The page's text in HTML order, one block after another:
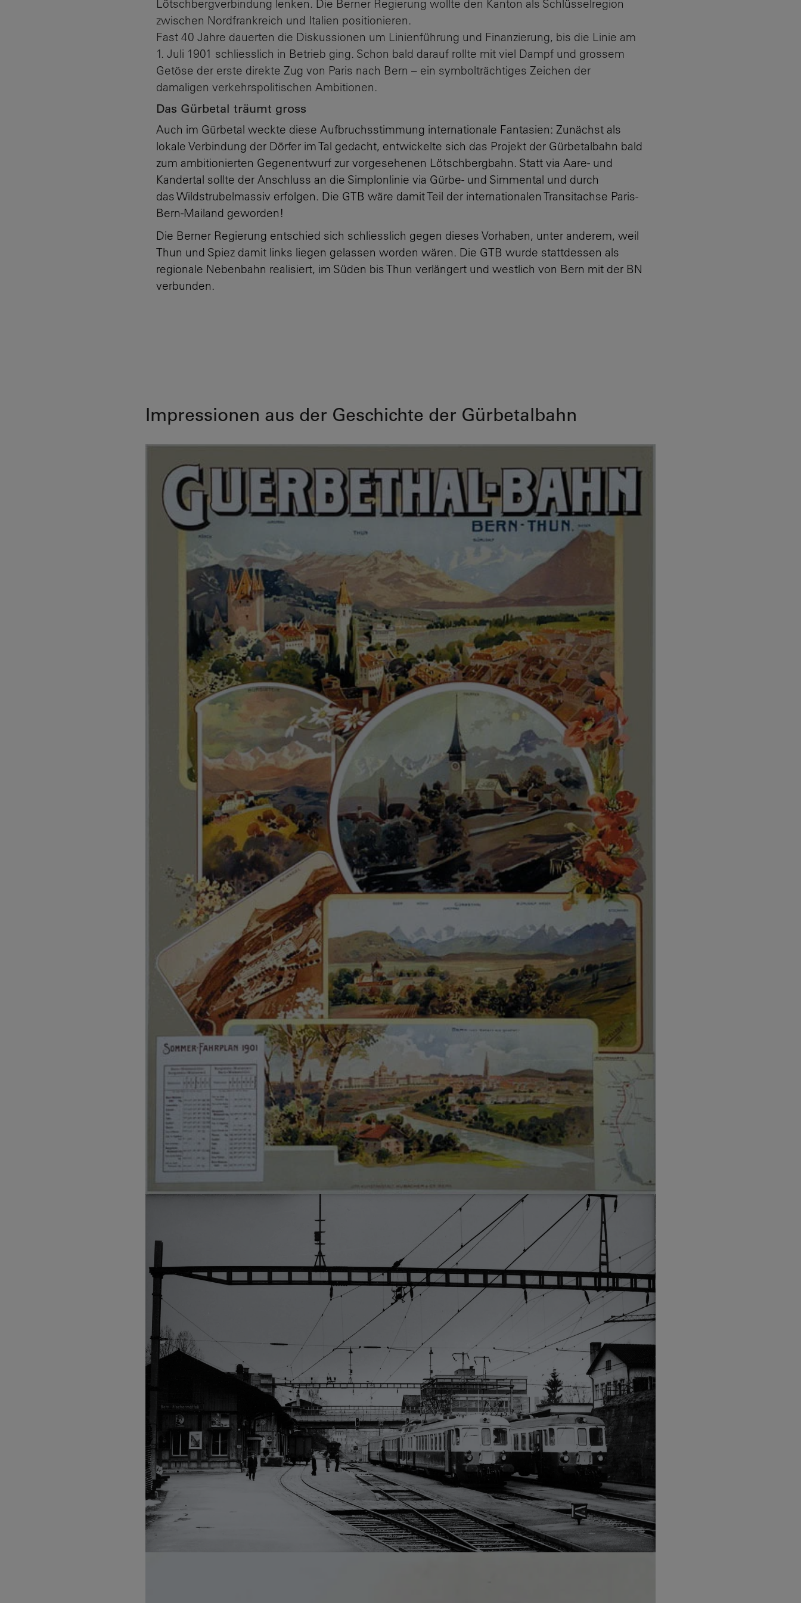
Lötschbergverbindung lenken. Die Berner Regierung wollte den Kanton als Schlüsselregion
zwischen Nordfrankreich und Italien positionieren.
Fast 40 Jahre dauerten die Diskussionen um Linienführung und Finanzierung, bis die Linie am
1. Juli 1901 schliesslich in Betrieb ging. Schon bald darauf rollte mit viel Dampf und grossem
Getöse der erste direkte Zug von Paris nach Bern – ein symbolträchtiges Zeichen der
damaligen verkehrspolitischen Ambitionen.
Das Gürbetal träumt gross
Auch im Gürbetal weckte diese Aufbruchsstimmung internationale Fantasien: Zunächst als
lokale Verbindung der Dörfer imTal gedacht, entwickelte sich das Projekt der Gürbetalbahn bald
zum ambitionierten Gegenentwurf zur vorgesehenen Lötschbergbahn. Statt via Aare- und
Kandertal sollte der Anschluss an die Simplonlinie via Gürbe- und Simmental und durch
dasWildstrubelmassiv erfolgen. Die GTB wäre damit Teil der internationalen Transitachse Paris-
Bern-Mailand geworden !
Die Berner Regierung entschied sich schliesslich gegen dieses Vorhaben, unter anderem, weil
Thun und Spiez damit links liegen gelassen worden wären. Die GTB wurde stattdessen als
regionale Nebenbahn realisiert, im Süden bis Thun verlängert und westlich von Bern mit der BN
verbunden.
Impressionen aus der Geschichte der Gürbetalbahn